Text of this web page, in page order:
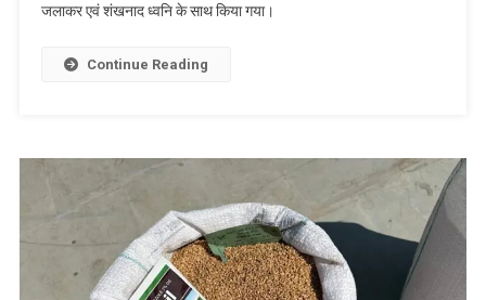
अवसर
जनपद
को
गया
सम्मानित
जलाकर एवं शंखनाद ध्वनि के साथ किया गया।
Continue Reading